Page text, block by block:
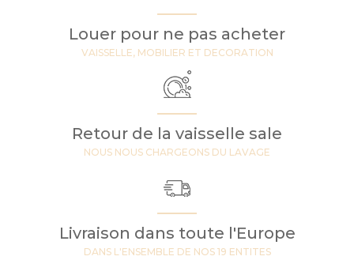
Louer pour ne pas acheter
VAISSELLE, MOBILIER ET DECORATION
Retour de la vaisselle sale
NOUS NOUS CHARGEONS DU LAVAGE
Livraison dans toute l'Europe
DANS L'ENSEMBLE DE NOS 19 ENTITES